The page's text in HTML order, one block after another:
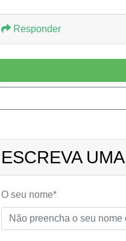
Responder
ESCREVA
O seu nome*